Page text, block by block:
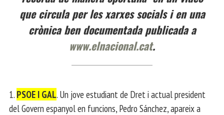
que circula per les xarxes socials i en una
crònica ben documentada publicada a
www.elnacional.cat.
1. PSOE I GAL. Un jove estudiant de Dret i actual president
del Govern espanyol en funcions, Pedro Sánchez, apareix a